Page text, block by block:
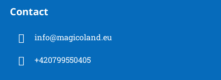
c
Contact
info@magicoland.eu
+420799550405